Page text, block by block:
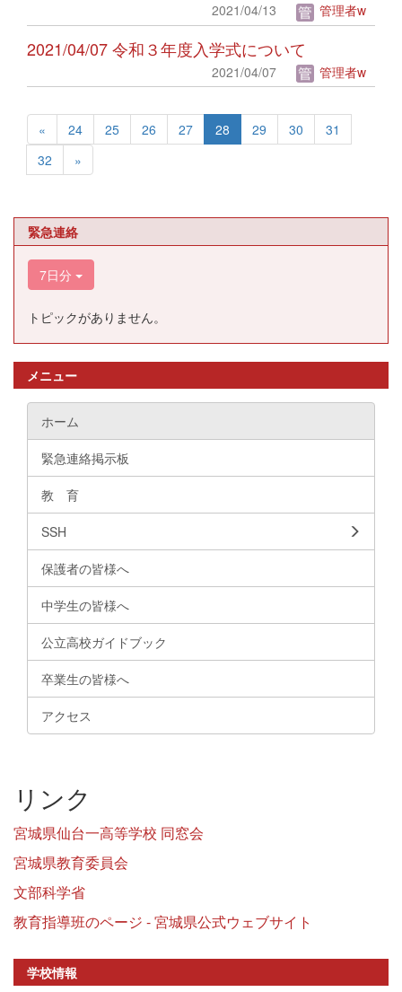
2021/04/13 管理者w
2021/04/07 令和３年度入学式について
2021/04/07 管理者w
« 24 25 26 27 28 29 30
31
32
»
緊急連絡
7日分
トピックがありません。
メニュー
ホーム
緊急連絡掲示板
教 育
SSH
保護者の皆様へ
中学生の皆様へ
公立高校ガイドブック
卒業生の皆様へ
アクセス
リンク
宮城県仙台一高等学校 同窓会
宮城県教育委員会
文部科学省
教育指導班のページ - 宮城県公式ウェブサイト
学校情報